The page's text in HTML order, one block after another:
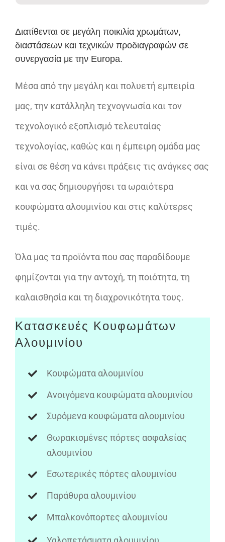
Διατίθενται σε μεγάλη ποικιλία χρωμάτων,
διαστάσεων και τεχνικών προδιαγραφών σε
συνεργασία με την Europa.
Μέσα από την μεγάλη και πολυετή εμπειρία
μας, την κατάλληλη τεχνογνωσία και τον
τεχνολογικό εξοπλισμό τελευταίας
τεχνολογίας, καθώς και η έμπειρη ομάδα μας
είναι σε θέση να κάνει πράξεις τις ανάγκες σας
και να σας δημιουργήσει τα ωραιότερα
κουφώματα αλουμινίου και στις καλύτερες
τιμές.
Όλα μας τα προϊόντα που σας παραδίδουμε
φημίζονται για την αντοχή, τη ποιότητα, τη
καλαισθησία και τη διαχρονικότητα τους.
Κατασκευές Κουφωμάτων
Αλουμινίου
Κουφώματα αλουμινίου
Ανοιγόμενα κουφώματα αλουμινίου
Συρόμενα κουφώματα αλουμινίου
Θωρακισμένες πόρτες ασφαλείας
αλουμινίου
Εσωτερικές πόρτες αλουμινίου
Παράθυρα αλουμινίου
Μπαλκονόπορτες αλουμινίου